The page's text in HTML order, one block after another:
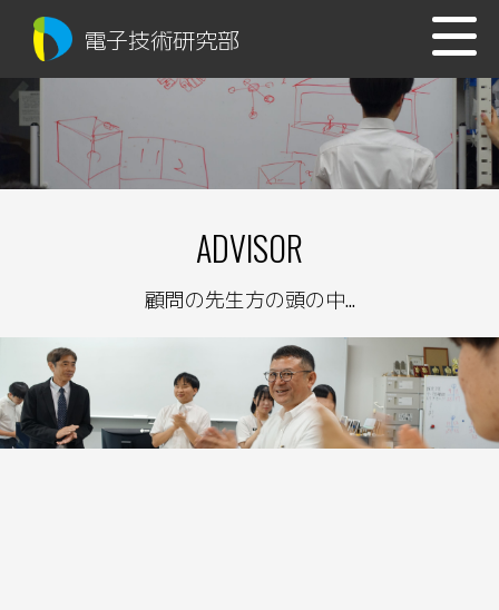
電子技術研究部
ADVISOR
顧問の先生方の頭の中...